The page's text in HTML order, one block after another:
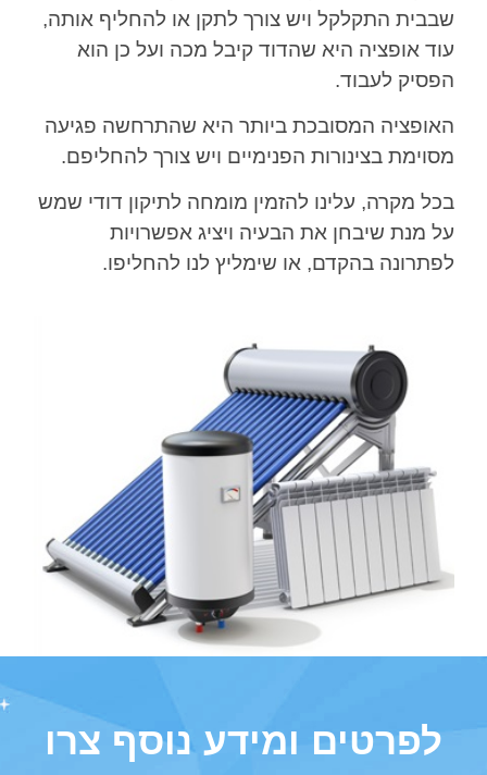
שבבית התקלקל ויש צורך לתקן או להחליף אותה,
עוד אופציה היא שהדוד קיבל מכה ועל כן הוא
הפסיק לעבוד.
האופציה המסובכת ביותר היא שהתרחשה פגיעה
מסוימת בצינורות הפנימיים ויש צורך להחליפם.
בכל מקרה, עלינו להזמין מומחה לתיקון דודי שמש
על מנת שיבחן את הבעיה ויציג אפשרויות
לפתרונה בהקדם, או שימליץ לנו להחליפו.
לפרטים ומידע נוסף צרו